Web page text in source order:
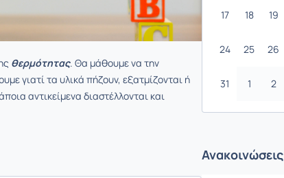
θερμότητας. Θα μάθουμε να την
γιατί τα υλικά πήζουν, εξατμίζονται ή
αντικείμενα διαστέλλονται και
17 18 19
24 25 26
31 1 2
Ανακοινώσεις